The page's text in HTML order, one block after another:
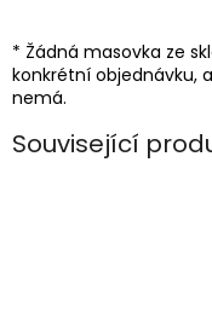
* Žádná masovka ze
konkrétní objednávku,
nemá.
Související